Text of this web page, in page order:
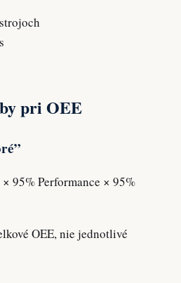
pri OEE
95% Performance × 95%
OEE, nie jednotlivé